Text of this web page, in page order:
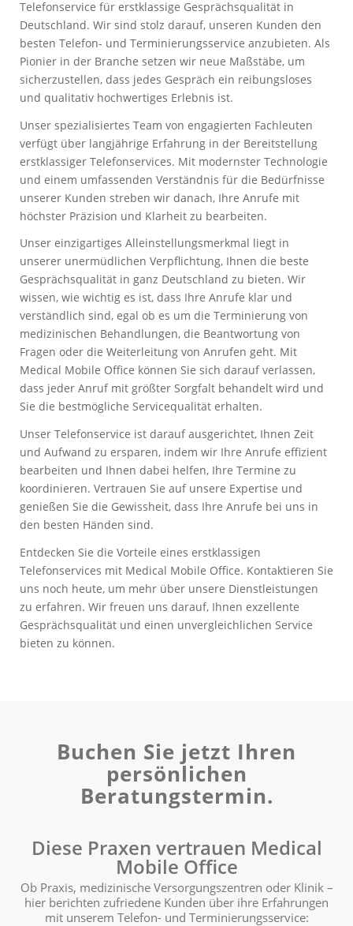
Telefonservice für erstklassige Gesprächsqualität in
Deutschland. Wir sind stolz darauf, unseren Kunden den
besten Telefon- und Terminierungsservice anzubieten. Als
Pionier in der Branche setzen wir neue Maßstäbe, um
sicherzustellen, dass jedes Gespräch ein reibungsloses
und qualitativ hochwertiges Erlebnis ist.
Unser spezialisiertes Team von engagierten Fachleuten
verfügt über langjährige Erfahrung in der Bereitstellung
erstklassiger Telefonservices. Mit modernster Technologie
und einem umfassenden Verständnis für die Bedürfnisse
unserer Kunden streben wir danach, Ihre Anrufe mit
höchster Präzision und Klarheit zu bearbeiten.
Unser einzigartiges Alleinstellungsmerkmal liegt in
unserer unermüdlichen Verpflichtung, Ihnen die beste
Gesprächsqualität in ganz Deutschland zu bieten. Wir
wissen, wie wichtig es ist, dass Ihre Anrufe klar und
verständlich sind, egal ob es um die Terminierung von
medizinischen Behandlungen, die Beantwortung von
Fragen oder die Weiterleitung von Anrufen geht. Mit
Medical Mobile Office können Sie sich darauf verlassen,
dass jeder Anruf mit größter Sorgfalt behandelt wird und
Sie die bestmögliche Servicequalität erhalten.
Unser Telefonservice ist darauf ausgerichtet, Ihnen Zeit
und Aufwand zu ersparen, indem wir Ihre Anrufe effizient
bearbeiten und Ihnen dabei helfen, Ihre Termine zu
koordinieren. Vertrauen Sie auf unsere Expertise und
genießen Sie die Gewissheit, dass Ihre Anrufe bei uns in
den besten Händen sind.
Entdecken Sie die Vorteile eines erstklassigen
Telefonservices mit Medical Mobile Office. Kontaktieren Sie
uns noch heute, um mehr über unsere Dienstleistungen
zu erfahren. Wir freuen uns darauf, Ihnen exzellente
Gesprächsqualität und einen unvergleichlichen Service
bieten zu können.
Buchen Sie jetzt Ihren
persönlichen
Beratungstermin.
Diese Praxen vertrauen Medical
Mobile Office
Ob Praxis, medizinische Versorgungszentren oder Klinik –
hier berichten zufriedene Kunden über ihre Erfahrungen
mit unserem Telefon- und Terminierungsservice: